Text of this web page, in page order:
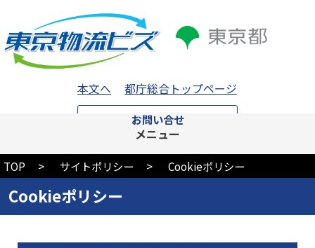
本文へ 都庁総合トップページ
お問い合せ
メニュー
TOP サイトポリシー Cookieポリシー
Cookieポリシー